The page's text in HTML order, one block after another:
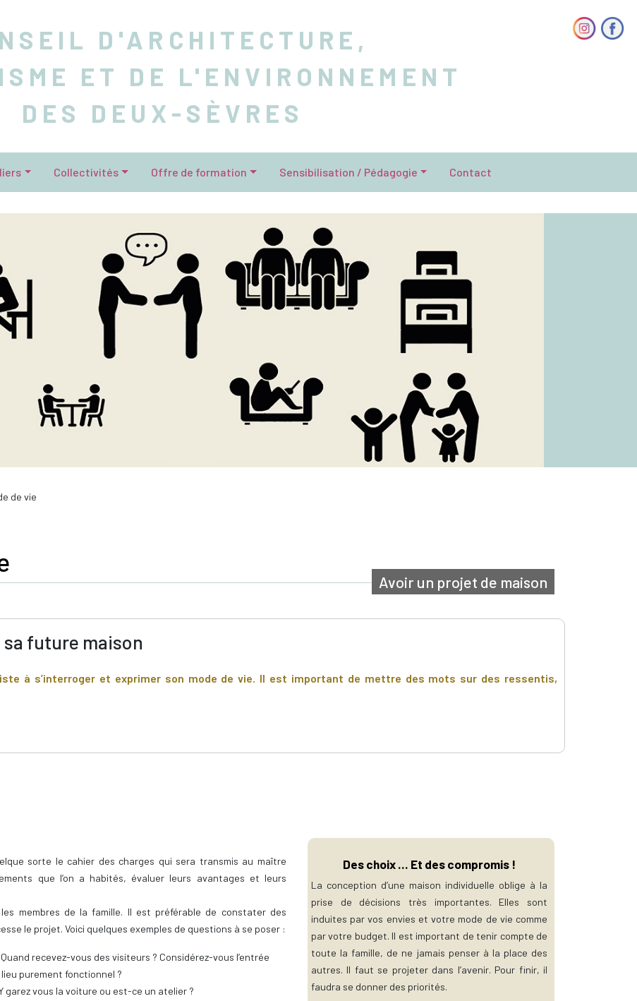
D'ARCHITECTURE,
ET DE L'ENVIRONNEMENT
DES DEUX-SÈVRES
Collectivités Offre de formation Sensibilisation / Pédagogie Contact
de vie
Avoir un projet de maison
sa future maison
à s’interroger et exprimer son mode de vie. Il est important de mettre des mots sur des ressentis,
sorte le cahier des charges qui sera transmis au maître
que l’on a habités, évaluer leurs avantages et leurs
membres de la famille. Il est préférable de constater des
le projet. Voici quelques exemples de questions à se poser :
recevez-vous des visiteurs ? Considérez-vous l’entrée
lieu purement fonctionnel ?
vous la voiture ou est-ce un atelier ?
Des choix ... Et des compromis !
La conception d’une maison individuelle oblige à la
prise de décisions très importantes. Elles sont
induites par vos envies et votre mode de vie comme
par votre budget. Il est important de tenir compte de
toute la famille, de ne jamais penser à la place des
autres. Il faut se projeter dans l’avenir. Pour finir, il
faudra se donner des priorités.